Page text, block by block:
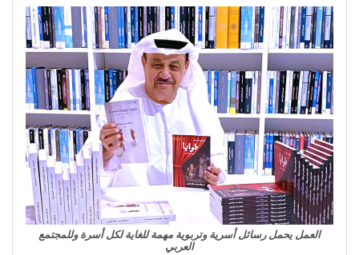
العمل يحمل رسائل أسرية وتربوية مهمة للغاية لكل أسرة وللمجتمع
العربي